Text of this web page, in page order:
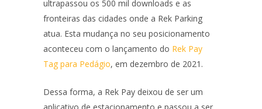
ultrapassou os 500 mil downloads e as
fronteiras das cidades onde a Rek Parking
atua. Esta mudança no seu posicionamento
aconteceu com o lançamento do Rek Pay
Tag para Pedágio, em dezembro de 2021.
Dessa forma, a Rek Pay deixou de ser um
aplicativo de estacionamento e passou a ser